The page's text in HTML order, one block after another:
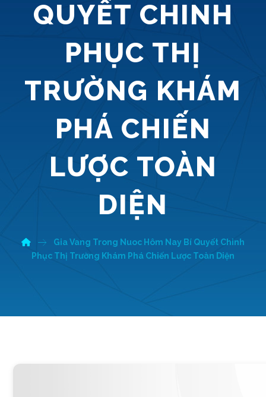
QUYẾT CHINH
PHỤC THỊ
TRƯỜNG KHÁM
PHÁ CHIẾN
LƯỢC TOÀN
DIỆN
Gia Vang Trong Nuoc Hôm Nay Bí Quyết Chinh
Phục Thị Trường Khám Phá Chiến Lược Toàn Diện